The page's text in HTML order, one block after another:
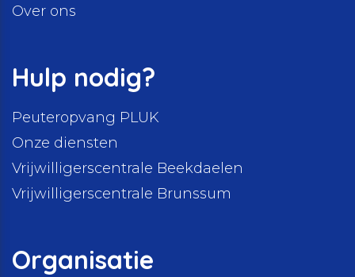
Over ons
Hulp nodig?
Peuteropvang PLUK
Onze diensten
Vrijwilligerscentrale Beekdaelen
Vrijwilligerscentrale Brunssum
Organisatie